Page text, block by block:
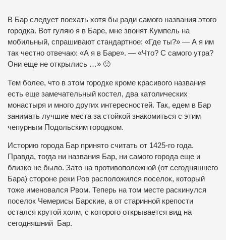
В Бар следует поехать хотя бы ради самого названия этого
городка. Вот гуляю я в Баре, мне звонят Кумпель на
мобильный, спрашивают стандартное: «Где ты?» — А я им
так честно отвечаю: «А я в Баре». — «Что? С самого утра?
Они еще не открылись …» 🙂
Тем более, что в этом городке кроме красивого названия
есть еще замечательный костел, два католических
монастыря и много других интересностей. Так, едем в Бар
занимать лучшие места за стойкой знакомиться с этим
чепурным Подольским городком.
Историю города Бар принято считать от 1425-го года.
Правда, тогда ни названия Бар, ни самого города еще и
близко не было. Зато на противоположной (от сегодняшнего
Бара) стороне реки Ров расположился поселок, который
тоже именовался Рвом. Теперь на том месте раскинулся
поселок Чемерисы Барские, а от старинной крепости
остался крутой холм, с которого открывается вид на
сегодняшний Бар.